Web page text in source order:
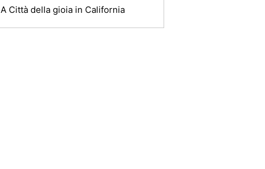
A Città della gioia in California